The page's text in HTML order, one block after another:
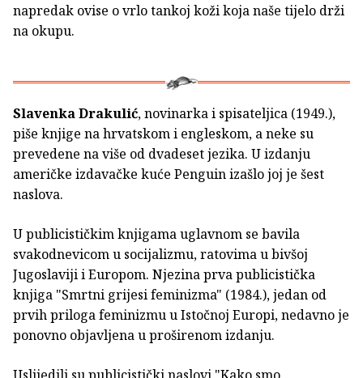
napredak ovise o vrlo tankoj koži koja naše tijelo drži
na okupu.
Slavenka Drakulić, novinarka i spisateljica (1949.),
piše knjige na hrvatskom i engleskom, a neke su
prevedene na više od dvadeset jezika. U izdanju
američke izdavačke kuće Penguin izašlo joj je šest
naslova.
U publicističkim knjigama uglavnom se bavila
svakodnevicom u socijalizmu, ratovima u bivšoj
Jugoslaviji i Europom. Njezina prva publicistička
knjiga "Smrtni grijesi feminizma" (1984.), jedan od
prvih priloga feminizmu u Istočnoj Europi, nedavno je
ponovno objavljena u proširenom izdanju.